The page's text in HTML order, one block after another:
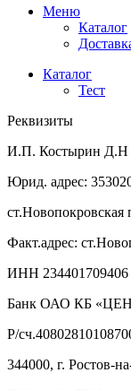
Меню
Каталог
Каталог
Тест
Реквизиты
И.П. Костырин Д.Н
Юрид. адрес:
Факт.адрес:
ИНН 234401709406
Банк ОАО КБ
Р/
344000, г. Ростов-